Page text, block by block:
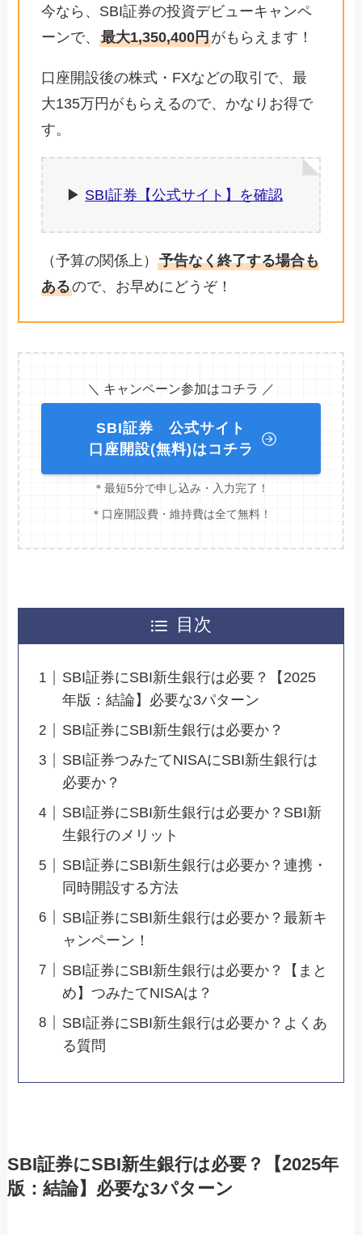
今なら、SBI証券の投資デビューキャンペ
ーンで、最大1,350,400円がもらえます！
口座開設後の株式・FXなどの取引で、最
大135万円がもらえるので、かなりお得で
す。
▶︎ SBI証券【公式サイト】を確認
（予算の関係上）予告なく終了する場合も
あるので、お早めにどうぞ！
＼ キャンペーン参加はコチラ ／
SBI証券 公式サイト
口座開設(無料)はコチラ
＊最短5分で申し込み・入力完了！
＊口座開設費・維持費は全て無料！
目次
SBI証券にSBI新生銀行は必要？【2025
年版：結論】必要な3パターン
SBI証券にSBI新生銀行は必要か？
SBI証券つみたてNISAにSBI新生銀行は
必要か？
SBI証券にSBI新生銀行は必要か？SBI新
生銀行のメリット
SBI証券にSBI新生銀行は必要か？連携・
同時開設する方法
SBI証券にSBI新生銀行は必要か？最新キ
ャンペーン！
SBI証券にSBI新生銀行は必要か？【まと
め】つみたてNISAは？
SBI証券にSBI新生銀行は必要か？よくあ
る質問
SBI証券にSBI新生銀行は必要？【2025年
版：結論】必要な3パターン